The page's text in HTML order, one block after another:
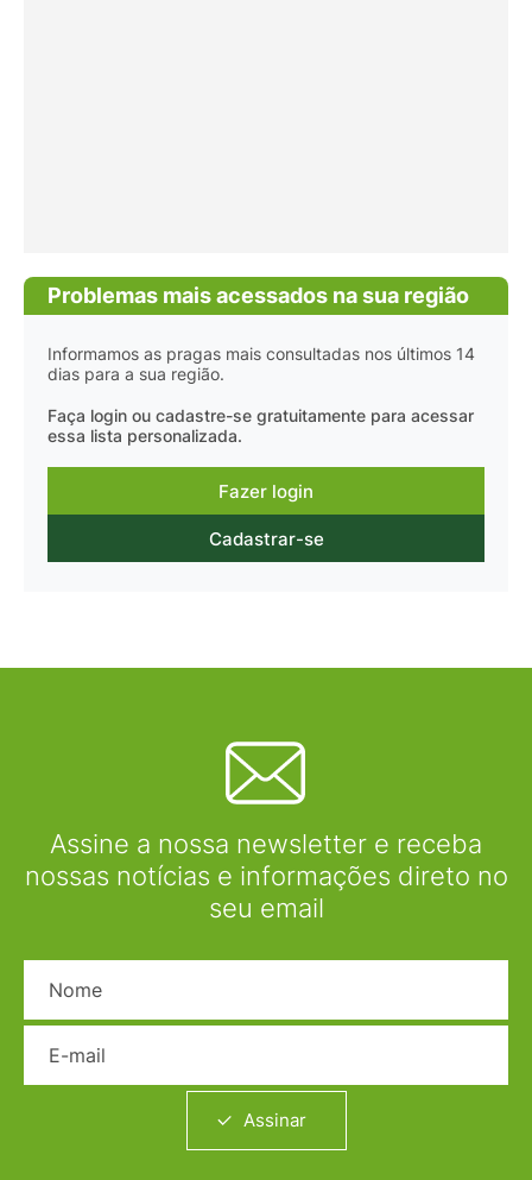
Problemas mais acessados na sua região
Informamos as pragas mais consultadas nos últimos 14
dias para a sua região.
Faça login ou cadastre-se gratuitamente para acessar
essa lista personalizada.
Fazer login
Cadastrar-se
Assine a nossa newsletter e receba
nossas notícias e informações direto no
seu email
Assinar